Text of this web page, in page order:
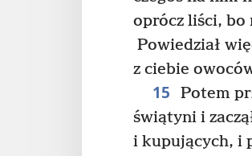
oprócz liści, bo
Powiedział
z ciebie
15
Potem
świątyni i
i kupujących, i